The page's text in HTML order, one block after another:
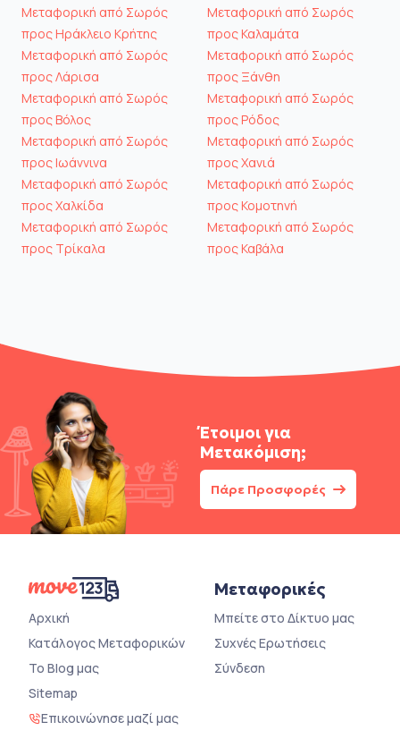
Μεταφορική από Σωρός
προς Ηράκλειο Κρήτης
Μεταφορική από Σωρός
προς Λάρισα
Μεταφορική από Σωρός
προς Βόλος
Μεταφορική από Σωρός
προς Ιωάννινα
Μεταφορική από Σωρός
προς Χαλκίδα
Μεταφορική από Σωρός
προς Τρίκαλα
Μεταφορική από Σωρός
προς Καλαμάτα
Μεταφορική από Σωρός
προς Ξάνθη
Μεταφορική από Σωρός
προς Ρόδος
Μεταφορική από Σωρός
προς Χανιά
Μεταφορική από Σωρός
προς Κομοτηνή
Μεταφορική από Σωρός
προς Καβάλα
Έτοιμοι για
Μετακόμιση;
Πάρε Προσφορές
Αρχική
Κατάλογος Μεταφορικών
Το Blog μας
Sitemap
Επικοινώνησε μαζί μας
Μεταφορικές
Μπείτε στο Δίκτυο μας
Συχνές Ερωτήσεις
Σύνδεση